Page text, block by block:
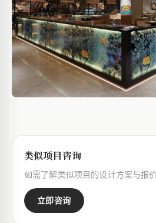
类似项目咨询
如需了解类似项目的设计方案与报
立即咨询